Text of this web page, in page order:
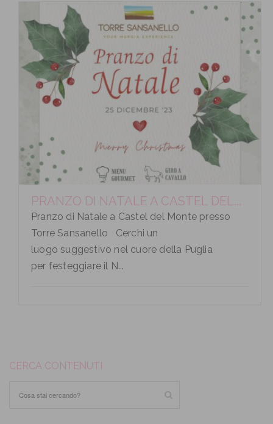
PRANZO DI NATALE A CASTEL DEL...
Pranzo di Natale a Castel del Monte presso
Torre Sansanello Cerchi un
luogo suggestivo nel cuore della Puglia
per festeggiare il N...
CERCA CONTENUTI